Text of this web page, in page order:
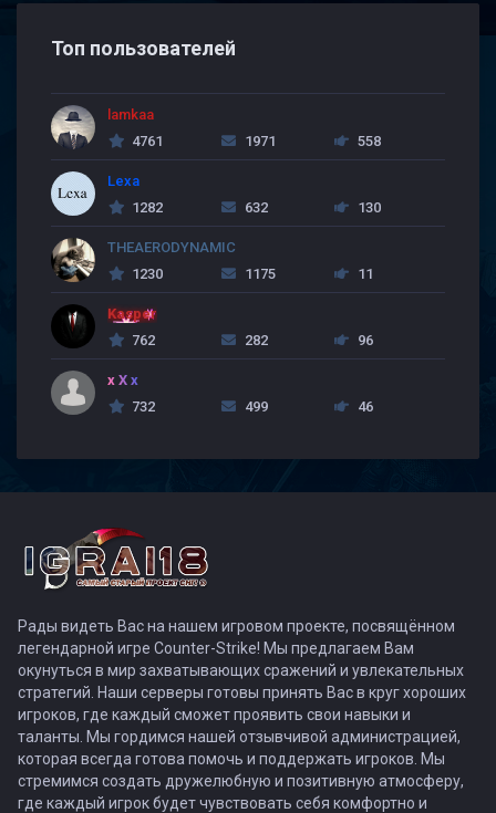
Топ пользователей
lamkaa
4761
1971 558
Lexa
1282
632 130
THEAERODYNAMIC
1230
1175 11
Kasper
762
282 96
x X x
732
499 46
Рады видеть Вас на нашем игровом проекте, посвящённом
легендарной игре Counter-Strike! Мы предлагаем Вам
окунуться в мир захватывающих сражений и увлекательных
стратегий. Наши серверы готовы принять Вас в круг хороших
игроков, где каждый сможет проявить свои навыки и
таланты. Мы гордимся нашей отзывчивой администрацией,
которая всегда готова помочь и поддержать игроков. Мы
стремимся создать дружелюбную и позитивную атмосферу,
где каждый игрок будет чувствовать себя комфортно и